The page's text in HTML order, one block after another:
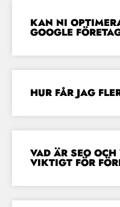
KAN NI
GOOGLE
HUR FÅR JAG
VAD ÄR SEO OCH
VIKTIGT FÖR